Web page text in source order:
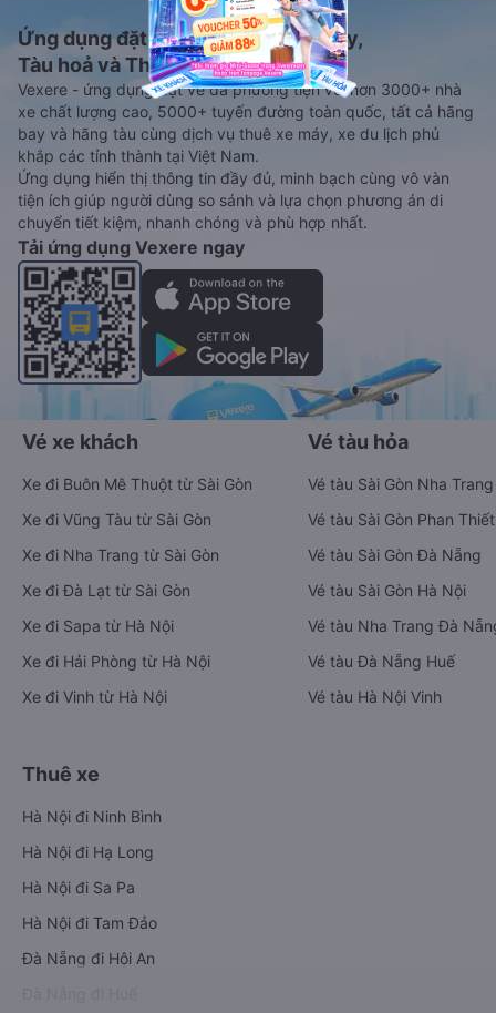
Ứng dụng đặt vé Xe khách, Máy bay,
Tàu hoả và Thuê xe
Vexere - ứng dụng đặt vé đa phương tiện với hơn 3000+ nhà
xe chất lượng cao, 5000+ tuyến đường toàn quốc, tất cả hãng
bay và hãng tàu cùng dịch vụ thuê xe máy, xe du lịch phủ
khắp các tỉnh thành tại Việt Nam.
Ứng dụng hiển thị thông tin đầy đủ, minh bạch cùng vô vàn
tiện ích giúp người dùng so sánh và lựa chọn phương án di
chuyển tiết kiệm, nhanh chóng và phù hợp nhất.
Tải ứng dụng Vexere ngay
Vé xe khách
Xe đi Buôn Mê Thuột từ Sài Gòn
Xe đi Vũng Tàu từ Sài Gòn
Xe đi Nha Trang từ Sài Gòn
Xe đi Đà Lạt từ Sài Gòn
Xe đi Sapa từ Hà Nội
Xe đi Hải Phòng từ Hà Nội
Xe đi Vinh từ Hà Nội
Vé tàu hỏa
Vé tàu Sài Gòn Nha Trang
Vé tàu Sài Gòn Phan Thiết
Vé tàu Sài Gòn Đà Nẵng
Vé tàu Sài Gòn Hà Nội
Vé tàu Nha Trang Đà
Vé tàu Đà Nẵng Huế
Vé tàu Hà Nội Vinh
Thuê xe
Hà Nội đi Ninh Bình
Hà Nội đi Hạ Long
Hà Nội đi Sa Pa
Hà Nội đi Tam Đảo
Đà Nẵng đi Hội An